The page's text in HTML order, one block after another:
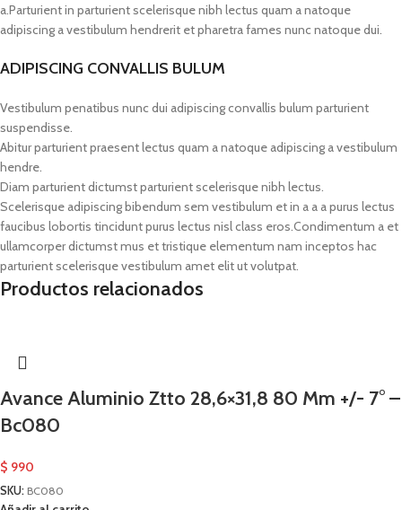
a.Parturient in parturient scelerisque nibh lectus quam a natoque
adipiscing a vestibulum hendrerit et pharetra fames nunc natoque dui.
ADIPISCING CONVALLIS BULUM
Vestibulum penatibus nunc dui adipiscing convallis bulum parturient
suspendisse.
Abitur parturient praesent lectus quam a natoque adipiscing a vestibulum
hendre.
Diam parturient dictumst parturient scelerisque nibh lectus.
Scelerisque adipiscing bibendum sem vestibulum et in a a a purus lectus
faucibus lobortis tincidunt purus lectus nisl class eros.Condimentum a et
ullamcorper dictumst mus et tristique elementum nam inceptos hac
parturient scelerisque vestibulum amet elit ut volutpat.
Productos relacionados
Avance Aluminio Ztto 28,6×31,8 80 Mm +/- 7° –
Bc080
$ 990
SKU: BC080